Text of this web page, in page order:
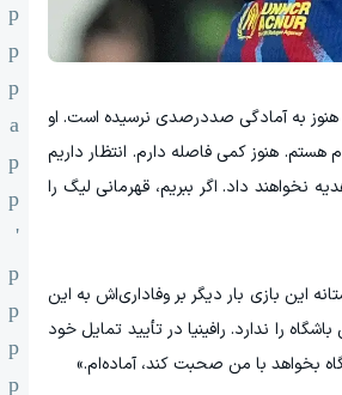
هنوز به آمادگی صددرصدی نرسیده است. او
هنوز کمی فاصله دارم. انتظار داریم
نخواهند داد. اگر ببریم، قهرمانی لیگ را
این بازی بار دیگر بر وفاداری‌اش به این
را ندارد. رافینیا در تأیید تمایل خود